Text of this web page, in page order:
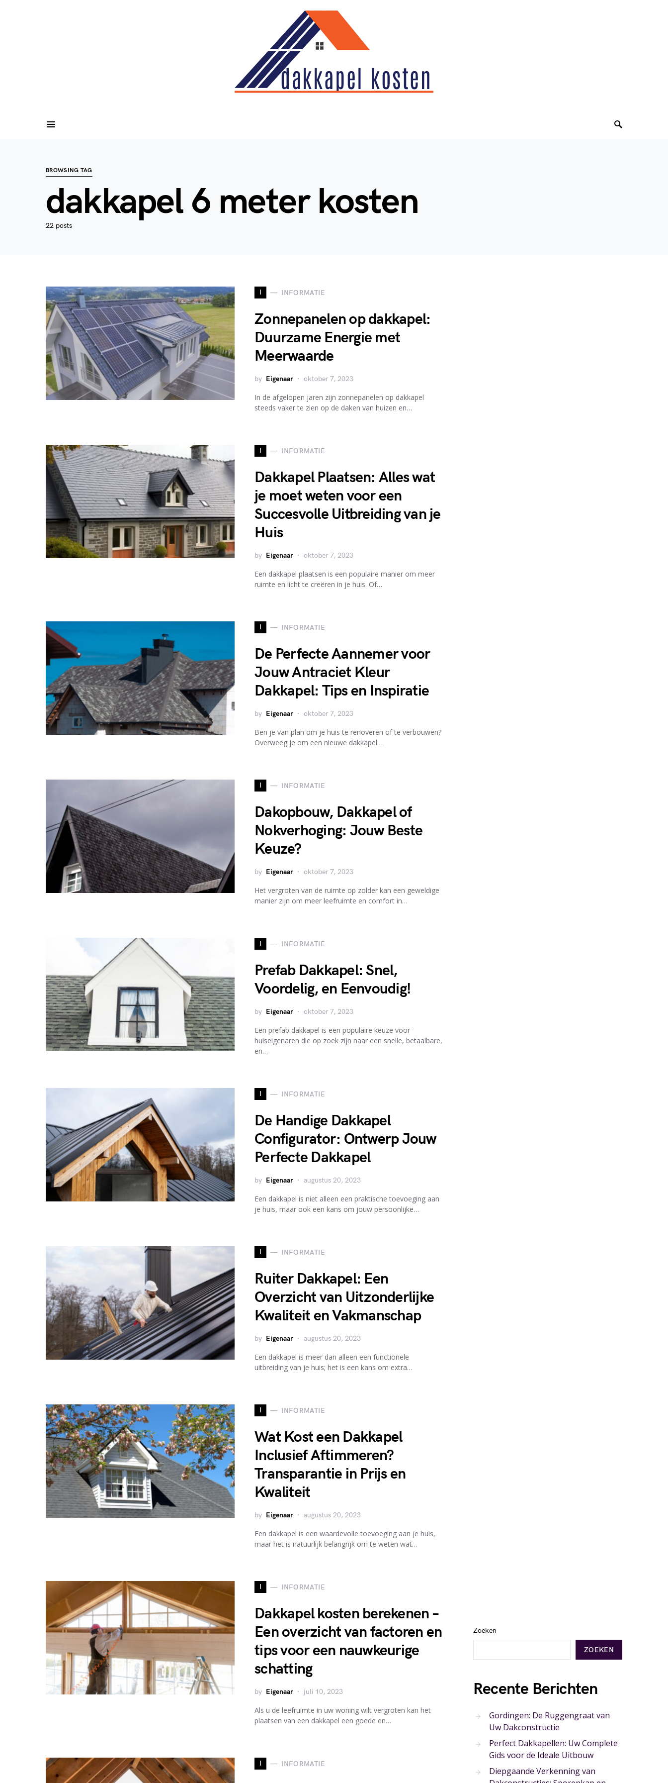
BROWSING TAG
dakkapel 6 meter kosten
22 posts
I INFORMATIE
Zonnepanelen op dakkapel:
Duurzame Energie met
Meerwaarde
by Eigenaar oktober 7, 2023
In de afgelopen jaren zijn zonnepanelen op dakkapel
steeds vaker te zien op de daken van huizen en…
I INFORMATIE
Dakkapel Plaatsen: Alles wat
je moet weten voor een
Succesvolle Uitbreiding van je
Huis
by Eigenaar oktober 7, 2023
Een dakkapel plaatsen is een populaire manier om meer
ruimte en licht te creëren in je huis. Of…
I INFORMATIE
De Perfecte Aannemer voor
Jouw Antraciet Kleur
Dakkapel: Tips en Inspiratie
by Eigenaar oktober 7, 2023
Ben je van plan om je huis te renoveren of te verbouwen?
Overweeg je om een nieuwe dakkapel…
I INFORMATIE
Dakopbouw, Dakkapel of
Nokverhoging: Jouw Beste
Keuze?
by Eigenaar oktober 7, 2023
Het vergroten van de ruimte op zolder kan een geweldige
manier zijn om meer leefruimte en comfort in…
I INFORMATIE
Prefab Dakkapel: Snel,
Voordelig, en Eenvoudig!
by Eigenaar oktober 7, 2023
Een prefab dakkapel is een populaire keuze voor
huiseigenaren die op zoek zijn naar een snelle, betaalbare,
en…
I INFORMATIE
De Handige Dakkapel
Configurator: Ontwerp Jouw
Perfecte Dakkapel
by Eigenaar augustus 20, 2023
Een dakkapel is niet alleen een praktische toevoeging aan
je huis, maar ook een kans om jouw persoonlijke…
I INFORMATIE
Ruiter Dakkapel: Een
Overzicht van Uitzonderlijke
Kwaliteit en Vakmanschap
by Eigenaar augustus 20, 2023
Een dakkapel is meer dan alleen een functionele
uitbreiding van je huis; het is een kans om extra…
I INFORMATIE
Wat Kost een Dakkapel
Inclusief Aftimmeren?
Transparantie in Prijs en
Kwaliteit
by Eigenaar augustus 20, 2023
Een dakkapel is een waardevolle toevoeging aan je huis,
maar het is natuurlijk belangrijk om te weten wat…
I INFORMATIE
Dakkapel kosten berekenen –
Een overzicht van factoren en
tips voor een nauwkeurige
schatting
by Eigenaar juli 10, 2023
Als u de leefruimte in uw woning wilt vergroten kan het
plaatsen van een dakkapel een goede en…
I INFORMATIE
Zoeken
ZOEKEN
Recente Berichten
Gordingen: De Ruggengraat van
Uw Dakconstructie
Perfect Dakkapellen: Uw Complete
Gids voor de Ideale Uitbouw
Diepgaande Verkenning van